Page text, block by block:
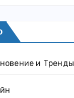
и Тренды